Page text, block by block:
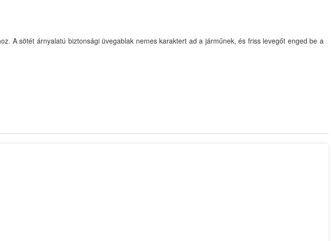
A sötét árnyalatú biztonsági üvegablak nemes karaktert ad a járműnek, és friss levegőt enged be a